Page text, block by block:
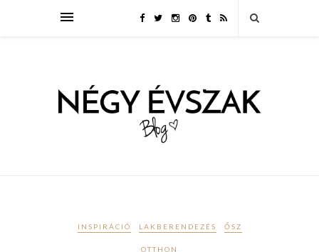
INSPIRÁCIÓ LAKBERENDEZÉS ŐSZ
OTTHON